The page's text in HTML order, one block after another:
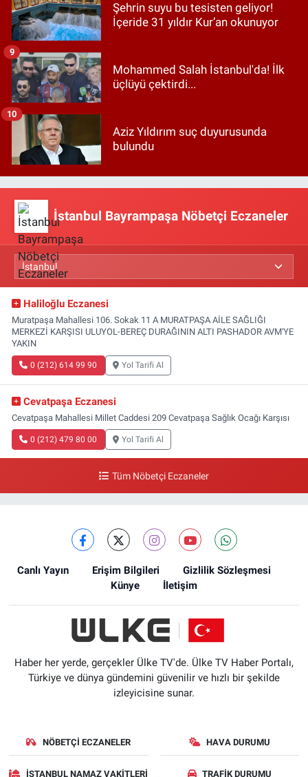
Şehrin suyu bu tesisten geliyor!
İçeride 31 yıldır Kur’an okunuyor
Mohammed Salah İstanbul'da! İlk
üçlüyü çektirdi...
9
Aziz Yıldırım suç duyurusunda
bulundu
10
İstanbul Bayrampaşa Nöbetçi Eczaneler
Haliloğlu Eczanesi
Muratpaşa Mahallesi 106. Sokak 11 A MURATPAŞA AİLE SAĞLIĞI
MERKEZİ KARŞISI ULUYOL-BEREÇ DURAĞININ ALTI PASHADOR AVM'YE
YAKIN
0 (212) 614 99 90 Yol Tarifi Al
Cevatpaşa Eczanesi
Cevatpaşa Mahallesi Millet Caddesi 209 Cevatpaşa Sağlık Ocağı Karşısı
0 (212) 479 80 00 Yol Tarifi Al
Tüm Nöbetçi Eczaneler
Canlı Yayın Erişim Bilgileri
Gizlilik Sözleşmesi
Künye
İletişim
Haber her yerde, gerçekler Ülke TV'de. Ülke TV Haber Portalı,
Türkiye ve dünya gündemini güvenilir ve hızlı bir şekilde
izleyicisine sunar.
NÖBETÇI ECZANELER HAVA DURUMU
İSTANBUL NAMAZ VAKITLERI TRAFIK DURUMU